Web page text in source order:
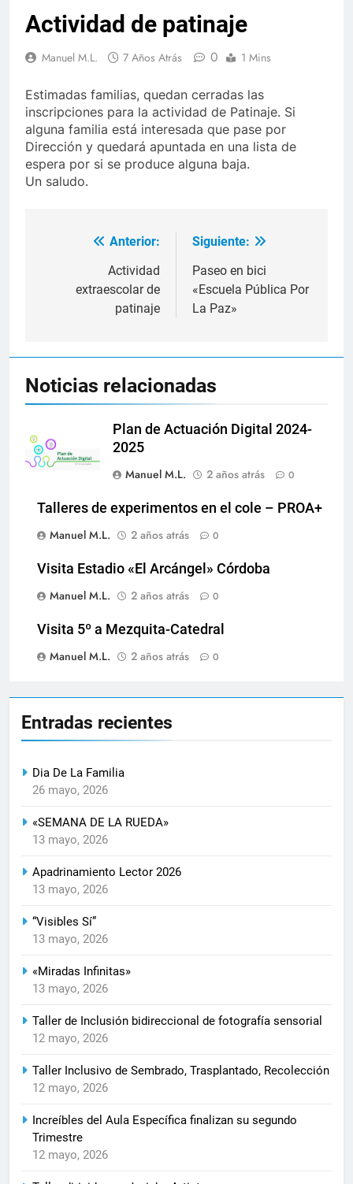
Actividad de patinaje
Manuel M.L. 7 Años Atrás 0 1 Mins
Estimadas familias, quedan cerradas las
inscripciones para la actividad de Patinaje. Si
alguna familia está interesada que pase por
Dirección y quedará apuntada en una lista de
espera por si se produce alguna baja.
Un saludo.
Navegación
Anterior:
Actividad
extraescolar de
patinaje
Siguiente:
Paseo en bici
«Escuela Pública Por
La Paz»
Noticias relacionadas
Plan de Actuación Digital 2024-
2025
Manuel M.L.
2 años atrás 0
Talleres de experimentos en el cole – PROA+
Manuel M.L.
2 años atrás 0
Visita Estadio «El Arcángel» Córdoba
Manuel M.L.
2 años atrás 0
Visita 5º a Mezquita-Catedral
Manuel M.L.
2 años atrás 0
Entradas recientes
Dia De La Familia
26 mayo, 2026
«SEMANA DE LA RUEDA»
13 mayo, 2026
Apadrinamiento Lector 2026
13 mayo, 2026
“Visibles Sí”
13 mayo, 2026
«Miradas Infinitas»
13 mayo, 2026
Taller de Inclusión bidireccional de fotografía sensorial
12 mayo, 2026
Taller Inclusivo de Sembrado, Trasplantado, Recolección
12 mayo, 2026
Increíbles del Aula Específica finalizan su segundo
Trimestre
12 mayo, 2026